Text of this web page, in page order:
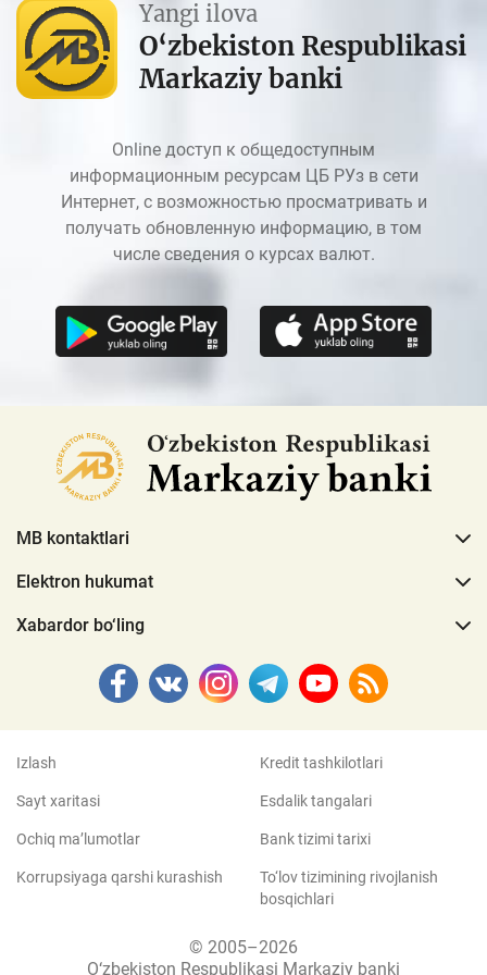
Yangi ilova
O‘zbekiston Respublikasi
Markaziy banki
Online доступ к общедоступным
информационным ресурсам ЦБ РУз в сети
Интернет, с возможностью просматривать и
получать обновленную информацию, в том
числе сведения о курсах валют.
MB kontaktlari
Elektron hukumat
Xabardor bo‘ling
Izlash
Sayt xaritasi
Ochiq ma’lumotlar
Korrupsiyaga qarshi kurashish
Kredit tashkilotlari
Esdalik tangalari
Bank tizimi tarixi
To‘lov tizimining rivojlanish
bosqichlari
© 2005–2026
O‘zbekiston Respublikasi Markaziy banki